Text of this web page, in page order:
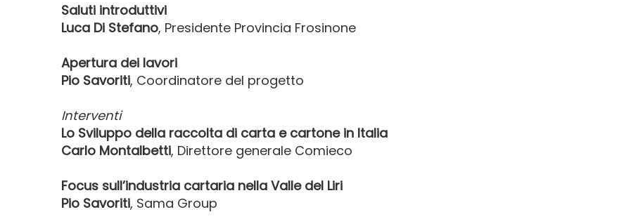
Saluti introduttivi
Luca Di Stefano, Presidente Provincia Frosinone
Apertura dei lavori
Pio Savoriti, Coordinatore del progetto
Interventi
Lo Sviluppo della raccolta di carta e cartone in Italia
Carlo Montalbetti, Direttore generale Comieco
Focus sull’industria cartaria nella Valle del Liri
Pio Savoriti, Sama Group